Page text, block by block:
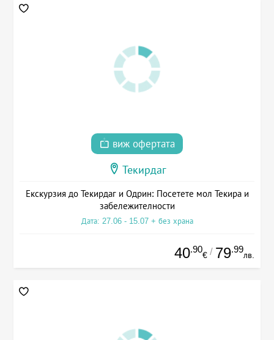
виж офертата
Текирдаг
Екскурзия до Текирдаг и Одрин: Посетете мол Текира и
забележителности
Дата: 27.06 - 15.07 + без храна
40.90
€ / 79.99
лв.